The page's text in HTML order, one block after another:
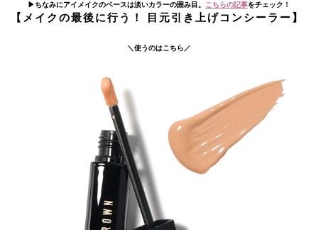
▶︎ちなみにアイメイクのベースは淡いカラーの囲み目。 こちらの記事をチェック！
【メイクの最後に行う！ 目元引き上げコンシーラー】
＼使うのはこちら／